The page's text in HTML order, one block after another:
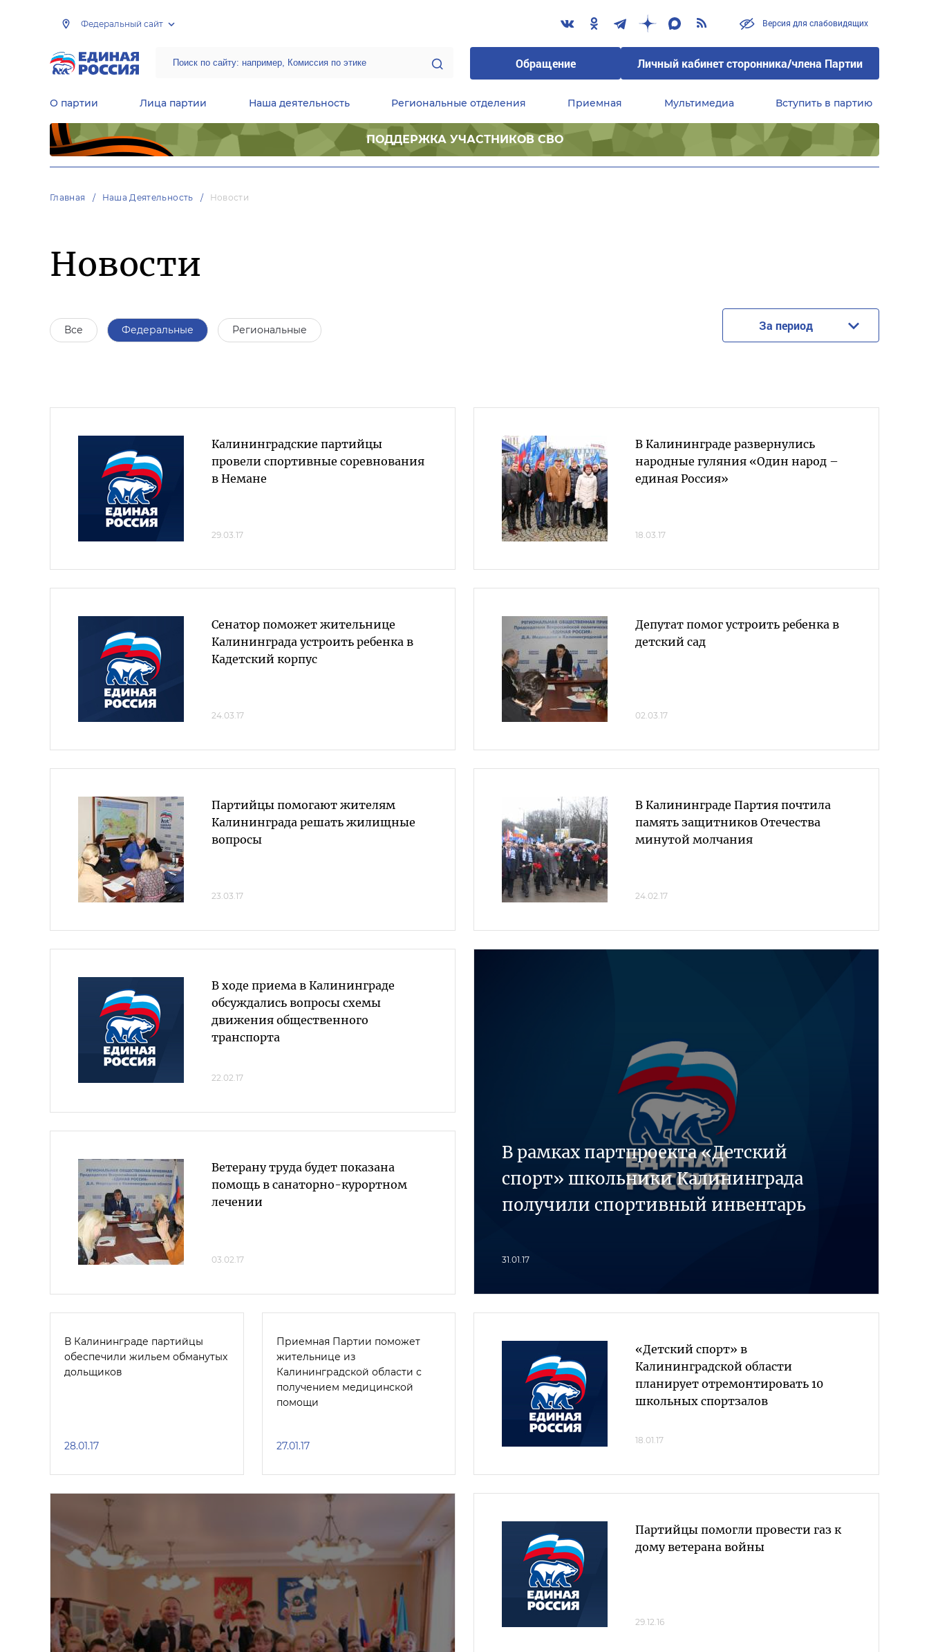
Федеральный сайт Версия для слабовидящих
Обращение Личный кабинет сторонника/члена Партии
О партии Лица партии Наша деятельность Региональные отделения Приемная Мультимедиа Вступить в партию
ПОДДЕРЖКА УЧАСТНИКОВ СВО
Главная Наша Деятельность Новости
Новости
Все Федеральные Региональные За период
Калининградские партийцы
провели спортивные соревнования
в Немане
29.03.17
Сенатор поможет жительнице
Калининграда устроить ребенка в
Кадетский корпус
24.03.17
Партийцы помогают жителям
Калининграда решать жилищные
вопросы
23.03.17
В Калининграде развернулись
народные гуляния «Один народ –
единая Россия»
18.03.17
Депутат помог устроить ребенка в
детский сад
02.03.17
В Калининграде Партия почтила
память защитников Отечества
минутой молчания
24.02.17
В ходе приема в Калининграде
обсуждались вопросы схемы
движения общественного
транспорта
22.02.17
Ветерану труда будет показана
помощь в санаторно-курортном
лечении
03.02.17
В рамках партпроекта «Детский
спорт» школьники Калининграда
получили спортивный инвентарь
31.01.17
В Калининграде партийцы
обеспечили жильем обманутых
дольщиков
28.01.17
Приемная Партии поможет
жительнице из
Калининградской области с
получением медицинской
помощи
27.01.17
«Детский спорт» в
Калининградской области
планирует отремонтировать 10
школьных спортзалов
18.01.17
Партийцы помогли провести газ к
дому ветерана войны
29.12.16